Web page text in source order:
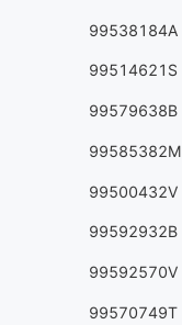
99538184A
99514621S
99579638B
99585382M
99500432V
99592932B
99592570V
99570749T